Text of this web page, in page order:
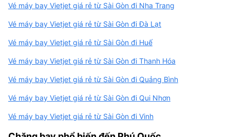
Vé máy bay Vietjet giá rẻ từ Sài Gòn đi Nha Trang
Vé máy bay Vietjet giá rẻ từ Sài Gòn đi Đà Lạt
Vé máy bay Vietjet giá rẻ từ Sài Gòn đi Huế
Vé máy bay Vietjet giá rẻ từ Sài Gòn đi Thanh Hóa
Vé máy bay Vietjet giá rẻ từ Sài Gòn đi Quảng Bình
Vé máy bay Vietjet giá rẻ từ Sài Gòn đi Qui Nhơn
Vé máy bay Vietjet giá rẻ từ Sài Gòn đi Vinh